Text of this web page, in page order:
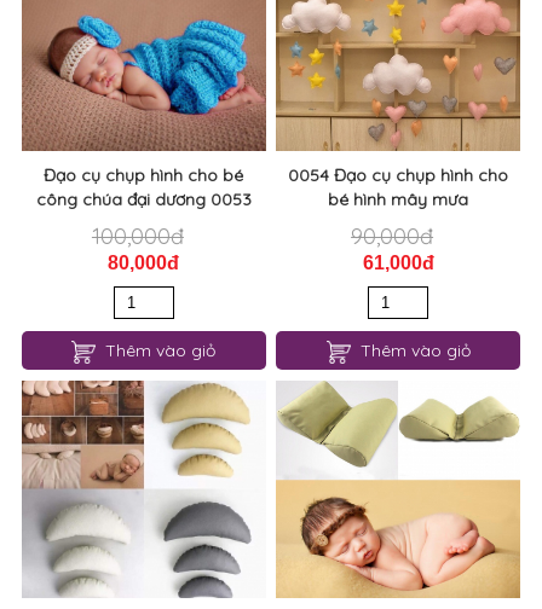
Đạo cụ chụp hình cho bé
công chúa đại dương 0053
100,000đ
80,000đ
Thêm vào giỏ
0054 Đạo cụ chụp hình cho
bé hình mây mưa
90,000đ
61,000đ
Thêm vào giỏ